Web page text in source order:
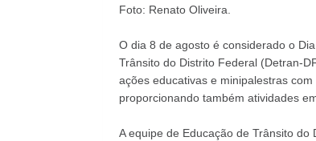
Foto: Renato Oliveira.
O dia 8 de agosto é considerado o
Trânsito do Distrito Federal (Detran-
ações educativas e minipalestras
proporcionando também atividades
A equipe de Educação de Trânsito